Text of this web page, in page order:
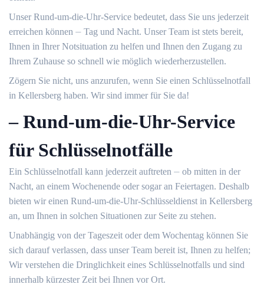
Unser Rund-um-die-Uhr-Service bedeutet, dass Sie uns jederzeit
erreichen können ⏤ Tag und Nacht.​ Unser Team ist stets bereit,
Ihnen in Ihrer Notsituation zu helfen und Ihnen den Zugang zu
Ihrem Zuhause so schnell wie möglich wiederherzustellen.​
Zögern Sie nicht, uns anzurufen, wenn Sie einen Schlüsselnotfall
in Kellersberg haben.​ Wir sind immer für Sie da!​
– Rund-um-die-Uhr-Service
für Schlüsselnotfälle
Ein Schlüsselnotfall kann jederzeit auftreten ⏤ ob mitten in der
Nacht, an einem Wochenende oder sogar an Feiertagen.​ Deshalb
bieten wir einen Rund-um-die-Uhr-Schlüsseldienst in Kellersberg
an, um Ihnen in solchen Situationen zur Seite zu stehen.​
Unabhängig von der Tageszeit oder dem Wochentag können Sie
sich darauf verlassen, dass unser Team bereit ist, Ihnen zu helfen;
Wir verstehen die Dringlichkeit eines Schlüsselnotfalls und sind
innerhalb kürzester Zeit bei Ihnen vor Ort.